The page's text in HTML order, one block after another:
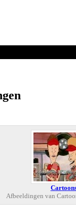
Afbeeldingen van